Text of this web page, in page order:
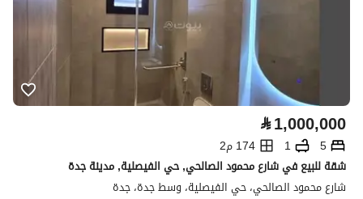
⃁1,000,000
5
1
174 م2
شقة للبيع في شارع محمود الصالحي, حي الفيصلية, مدينة جدة
شارع محمود الصالحي، حي الفيصلية، وسط جدة، جدة